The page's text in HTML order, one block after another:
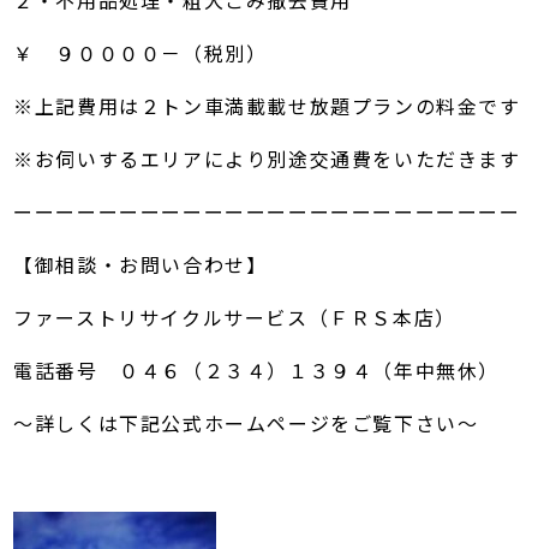
￥ ９００００－（税別）
※上記費用は２トン車満載載せ放題プランの料金です
※お伺いするエリアにより別途交通費をいただきます
ーーーーーーーーーーーーーーーーーーーーーーーー
【御相談・お問い合わせ】
ファーストリサイクルサービス（ＦＲＳ本店）
電話番号 ０４６（２３４）１３９４（年中無休）
～詳しくは下記公式ホームページをご覧下さい～